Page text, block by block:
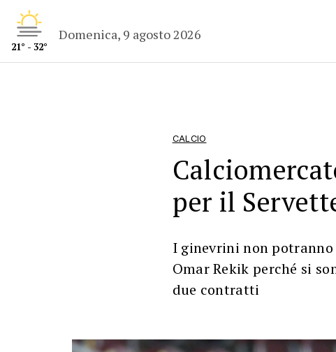
21° - 32°
Domenica, 9 agosto 2026
CALCIO
per il
I ginevrini non potranno
Omar Rekik perché si
due contratti